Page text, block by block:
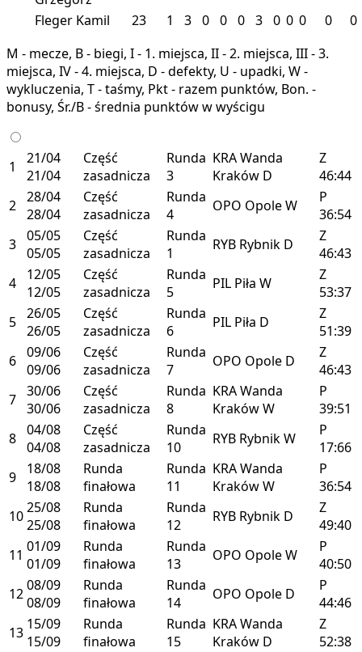
Fleger Kamil
23 1 3 0 0 0 3 0 0 0 0
0
M - mecze, B - biegi, I - 1. miejsca, II - 2. miejsca, III - 3.
miejsca, IV - 4. miejsca, D - defekty, U - upadki, W -
wykluczenia, T - taśmy, Pkt - razem punktów, Bon. -
bonusy, Śr./B - średnia punktów w wyścigu
1
21/04
21/04
Część
zasadnicza
Runda
3
KRAWanda
Kraków D
Z
46:44
2 28/04
28/04
Część
zasadnicza
Runda
4
OPO OpoleW
P
36:54
3 05/05
05/05
Część
zasadnicza
Runda
1
RYB Rybnik D
Z
46:43
4
12/05
12/05
Część
zasadnicza
Runda
5
PIL Piła W
Z
53:37
5 26/05
26/05
Część
zasadnicza
Runda
6
PIL Piła D
Z
51:39
6 09/06
09/06
Część
zasadnicza
Runda
7
OPO Opole D
Z
46:43
7 30/06
30/06
Część
zasadnicza
Runda
8
KRAWanda
KrakówW
P
39:51
8 04/08
04/08
Część
zasadnicza
Runda
10
RYB RybnikW
P
17:66
9
18/08
18/08
Runda
finałowa
Runda
11
KRAWanda
KrakówW
P
36:54
1025/08
25/08
Runda
finałowa
Runda
12
RYB Rybnik D
Z
49:40
11 01/09
01/09
Runda
finałowa
Runda
13
OPO OpoleW
P
40:50
1208/09
08/09
Runda
finałowa
Runda
14
OPO Opole D
P
44:46
13 15/09
15/09
Runda
finałowa
Runda
15
KRAWanda
Kraków D
Z
52:38